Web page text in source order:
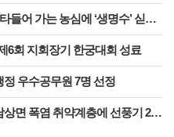
가는 농심에 ‘생명수’ 싣고 달렸다
6회 지회장기 한궁대회 성료
정 우수공무원 7명 선정
층에 선풍기 20대 기탁… ‘시원한 나눔’ 실천